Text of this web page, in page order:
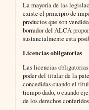
La mayoría de las
existe el principio de
productos que son
borrador del ALCA
sustancialmente esta
Licencias obligatorias
Las licencias
poder del titular de la
concedidas cuando el
tiempo dado, o cuando
de los derechos